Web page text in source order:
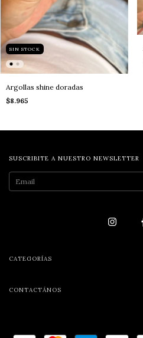
SIN STOCK
Argollas shine doradas
$8.965
SUSCRIBITE A NUESTRO NEWSLETTER
CATEGORÍAS
CONTACTÁNOS